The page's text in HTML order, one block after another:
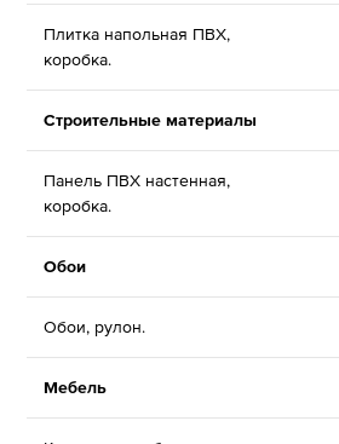
Плитка напольная ПВХ,
коробка.
Строительные материалы
Панель ПВХ настенная,
коробка.
Обои
Обои, рулон.
Мебель